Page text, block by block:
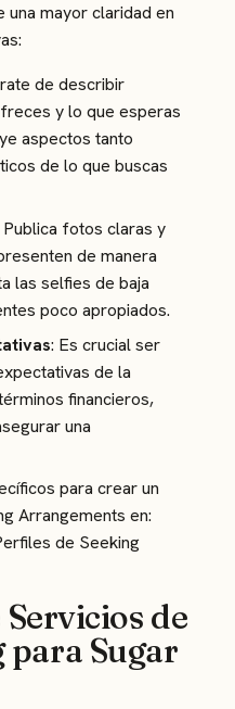
una mayor claridad en
de describir
y lo que esperas
aspectos tanto
de lo que buscas
Publica fotos claras y
de manera
las selfies de baja
poco apropiados​.
: Es crucial ser
de la
financieros,
una
para crear un
Arrangements en:
de Seeking
de
Sugar